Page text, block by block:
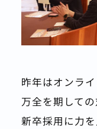
昨年はオンラ
万全を期して
新卒採用に力